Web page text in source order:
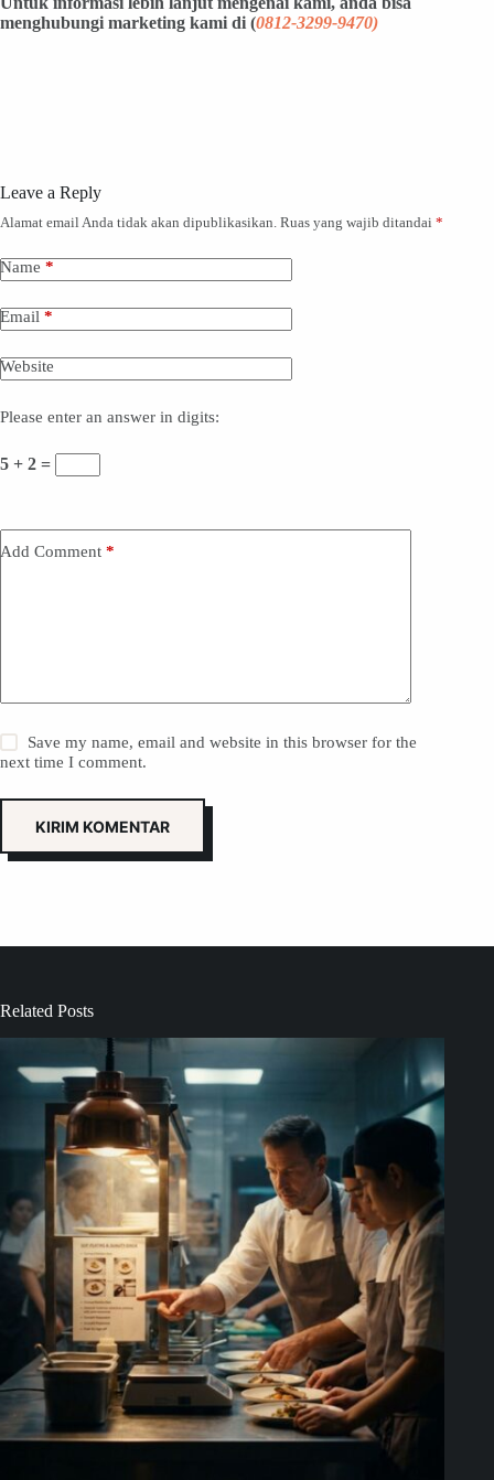
menghubungi marketing kami di (0812-3299-9470)
Leave a Reply
Alamat email Anda tidak akan dipublikasikan. Ruas yang wajib ditandai *
Name *
Email *
Website
Please enter an answer in digits:
5 + 2 =
Add Comment *
Save my name, email and website in this browser for the
next time I comment.
KIRIM KOMENTAR
Related Posts